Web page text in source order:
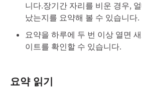
니다.장기간 자리를 비운 경우,
났는지를 요약해 볼 수 있습니다.
요약을 하루에 두 번 이상 열면
이트를 확인할 수 있습니다.
요약 읽기